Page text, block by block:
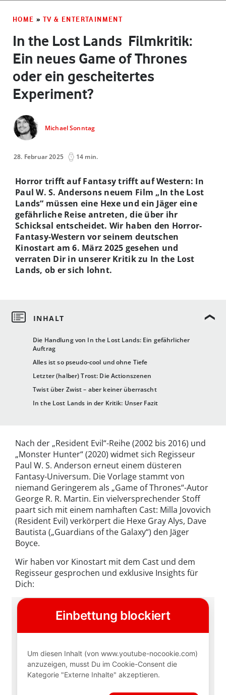
HOME » TV & ENTERTAINMENT
In the Lost Lands ­ Filmkritik:
Ein neues Game of Thrones
oder ein gescheitertes
Experiment?
Michael Sonntag
28. Februar 2025 14 min.
Die Handlung von In the Lost Lands: Ein gefährlicher
Auftrag
Alles ist so pseudo-cool und ohne Tiefe
Letzter (halber) Trost: Die Actionszenen
Twist über Zwist – aber keiner überrascht
In the Lost Lands in der Kritik: Unser Fazit
Horror trifft auf Fantasy trifft auf Western: In
Paul W. S. Andersons neuem Film „In the Lost
Lands“ müssen eine Hexe und ein Jäger eine
gefährliche Reise antreten, die über ihr
Schicksal entscheidet. Wir haben den Horror-
Fantasy-Western vor seinem deutschen
Kinostart am 6. März 2025 gesehen und
verraten Dir in unserer Kritik zu In the Lost
Lands, ob er sich lohnt.
Nach der „Resident Evil“-Reihe (2002 bis 2016) und
„Monster Hunter“ (2020) widmet sich Regisseur
Paul W. S. Anderson erneut einem düsteren
Fantasy-Universum. Die Vorlage stammt von
niemand Geringerem als „Game of Thrones“-Autor
George R. R. Martin. Ein vielversprechender Stoff
paart sich mit einem namhaften Cast: Milla Jovovich
(Resident Evil) verkörpert die Hexe Gray Alys, Dave
Bautista („Guardians of the Galaxy“) den Jäger
Boyce.
Wir haben vor Kinostart mit dem Cast und dem
Regisseur gesprochen und exklusive Insights für
Dich: